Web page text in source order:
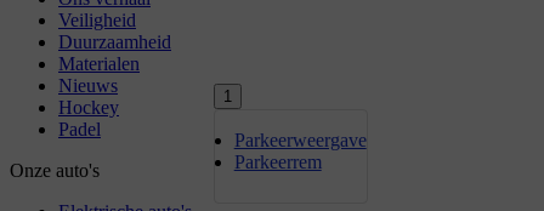
1
Parkeerweergave
Parkeerrem